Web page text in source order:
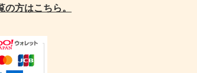
方はこちら。